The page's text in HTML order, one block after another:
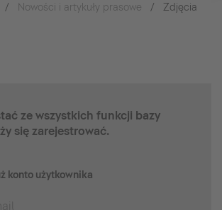
Nowości i artykuły prasowe
Zdjęcia
ze wszystkich funkcji bazy
się zarejestrować.
konto użytkownika